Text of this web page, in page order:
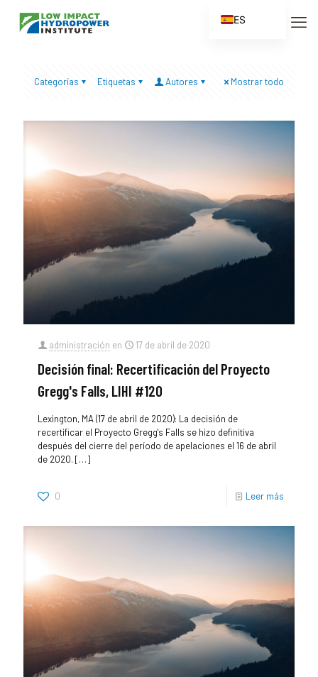
Categorías Etiquetas Autores Mostrar todo
administración en 17 de abril de 2020
Decisión final: Recertificación del Proyecto
Gregg's Falls, LIHI #120
Lexington, MA (17 de abril de 2020): La decisión de
recertificar el Proyecto Gregg's Falls se hizo definitiva
después del cierre del período de apelaciones el 16 de abril
de 2020. […]
0 Leer más
ES